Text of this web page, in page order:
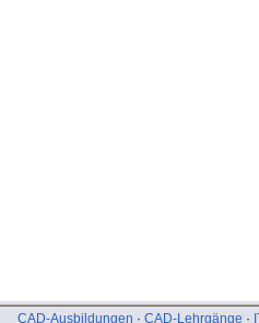
CAD-Ausbildungen · CAD-Lehrgänge ·